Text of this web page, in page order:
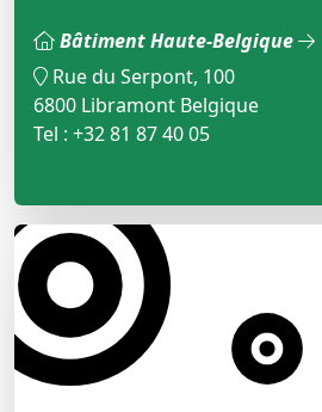
Bâtiment Haute-Belgique
Rue du Serpont, 100
6800 Libramont Belgique
Tel : +32 81 87 40 05